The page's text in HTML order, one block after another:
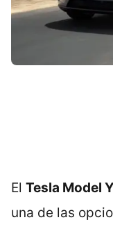
El Tesla Model
una de las